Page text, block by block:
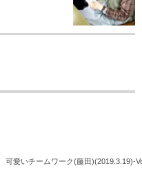
可愛いチームワーク(藤田)(2019.3.19)-